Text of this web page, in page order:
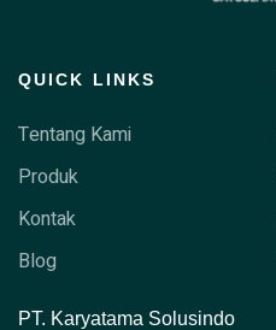
QUICK LINKS
Tentang Kami
Produk
Kontak
Blog
PT. Karyatama Solusindo